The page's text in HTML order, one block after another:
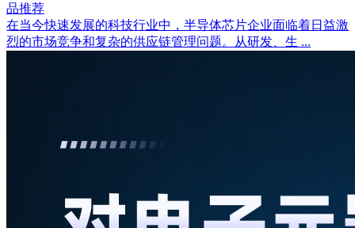
品推荐
在当今快速发展的科技行业中，半导体芯片企业面临着日益激
烈的市场竞争和复杂的供应链管理问题。从研发、生 ...